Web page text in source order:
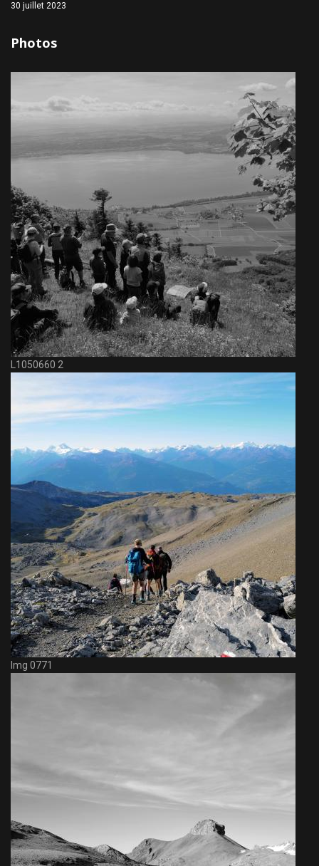
30 juillet 2023
Photos
L1050660 2
Img 0771